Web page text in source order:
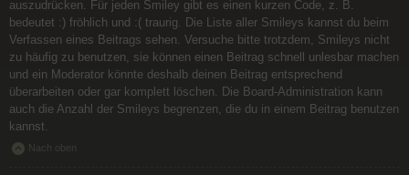
auszudrücken. Für jeden Smiley gibt es einen kurzen Code, z. B.
bedeutet :) fröhlich und :( traurig. Die Liste aller Smileys kannst du beim
Verfassen eines Beitrags sehen. Versuche bitte trotzdem, Smileys nicht
zu häufig zu benutzen, sie können einen Beitrag schnell unlesbar machen
und ein Moderator könnte deshalb deinen Beitrag entsprechend
überarbeiten oder gar komplett löschen. Die Board-Administration kann
auch die Anzahl der Smileys begrenzen, die du in einem Beitrag benutzen
kannst.
Nach oben